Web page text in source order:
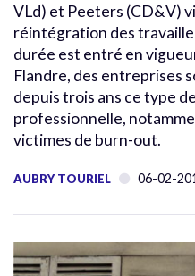
VLd) et Peeters (CD&V)
réintégration des
durée est entré en
Flandre, des entreprises
depuis trois ans ce type
professionnelle,
victimes de burn-out.
AUBRY TOURIEL 06-02-